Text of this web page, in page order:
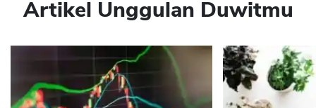
Artikel Unggulan Duwitmu